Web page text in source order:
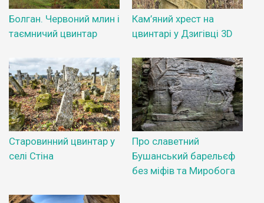
Болган. Червоний млин і
таємничий цвинтар
Кам’яний хрест на
цвинтарі у Дзигівці 3D
Старовинний цвинтар у
селі Стіна
Про славетний
Бушанський барельєф
без міфів та Миробога